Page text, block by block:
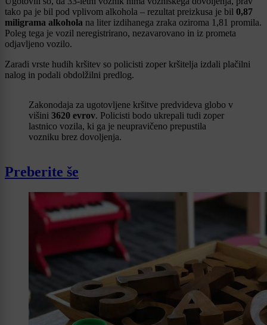
tako pa je bil pod vplivom alkohola – rezultat preizkusa je bil 0,87
miligrama alkohola na liter izdihanega zraka oziroma 1,81 promila.
Poleg tega je vozil neregistrirano, nezavarovano in iz prometa
odjavljeno vozilo.
Zaradi vrste hudih kršitev so policisti zoper kršitelja izdali plačilni
nalog in podali obdolžilni predlog.
Zakonodaja za ugotovljene kršitve predvideva globo v
višini 3620 evrov. Policisti bodo ukrepali tudi zoper
lastnico vozila, ki ga je neupravičeno prepustila
vozniku brez dovoljenja.
Preberite še